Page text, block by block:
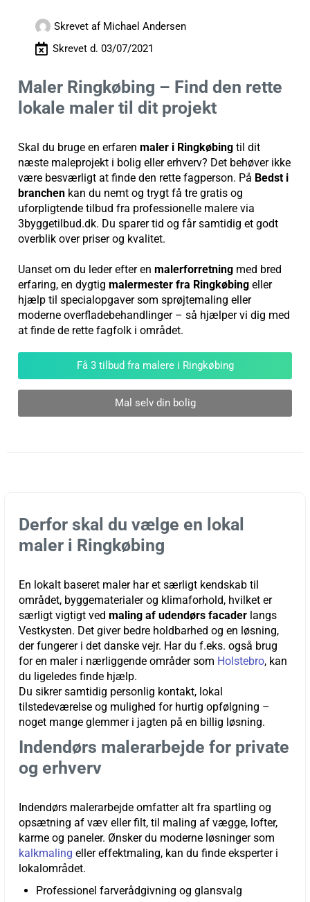
Skrevet afMichael Andersen
Skrevet d. 03/07/2021
Maler Ringkøbing – Find den rette
lokale maler til dit projekt
Skal du bruge en erfaren maler i Ringkøbing til dit
næste maleprojekt i bolig eller erhverv? Det behøver ikke
være besværligt at finde den rette fagperson. På Bedst i
branchen kan du nemt og trygt få tre gratis og
uforpligtende tilbud fra professionelle malere via
3byggetilbud.dk. Du sparer tid og får samtidig et godt
overblik over priser og kvalitet.
Uanset om du leder efter en malerforretning med bred
erfaring, en dygtig malermester fra Ringkøbing eller
hjælp til specialopgaver som sprøjtemaling eller
moderne overfladebehandlinger – så hjælper vi dig med
at finde de rette fagfolk i området.
Få 3 tilbud fra malere i Ringkøbing
Mal selv din bolig
Derfor skal du vælge en lokal
maler i Ringkøbing
En lokalt baseret maler har et særligt kendskab til
området, byggematerialer og klimaforhold, hvilket er
særligt vigtigt ved maling af udendørs facader langs
Vestkysten. Det giver bedre holdbarhed og en løsning,
der fungerer i det danske vejr. Har du f.eks. også brug
for en maler i nærliggende områder som Holstebro, kan
du ligeledes finde hjælp.
Du sikrer samtidig personlig kontakt, lokal
tilstedeværelse og mulighed for hurtig opfølgning –
noget mange glemmer i jagten på en billig løsning.
Indendørs malerarbejde for private
og erhverv
Indendørs malerarbejde omfatter alt fra spartling og
opsætning af væv eller filt, til maling af vægge, lofter,
karme og paneler. Ønsker du moderne løsninger som
kalkmaling eller effektmaling, kan du finde eksperter i
lokalområdet.
Professionel farverådgivning og glansvalg